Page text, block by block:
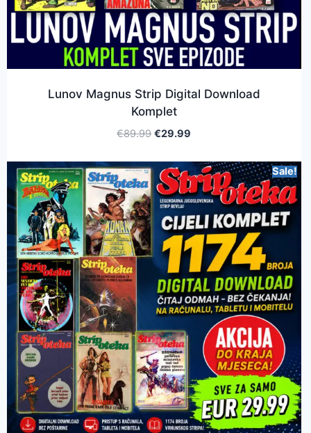
Lunov Magnus Strip Digital Download
Komplet
€89.99 €29.99
Sale!